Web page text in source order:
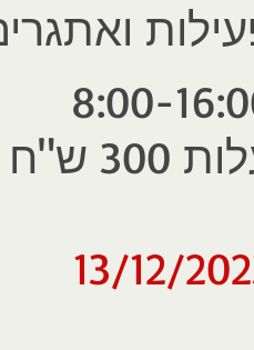
8:00-
ש"ח לרוכב .
13/12/